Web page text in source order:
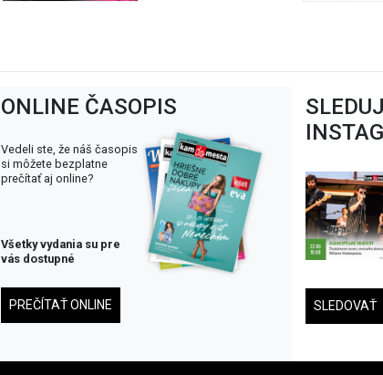
ONLINE ČASOPIS
Vedeli ste, že náš časopis
si môžete bezplatne
prečítať aj online?
Všetky vydania su pre
vás dostupné
PREČÍTAŤ ONLINE SLEDOVAŤ